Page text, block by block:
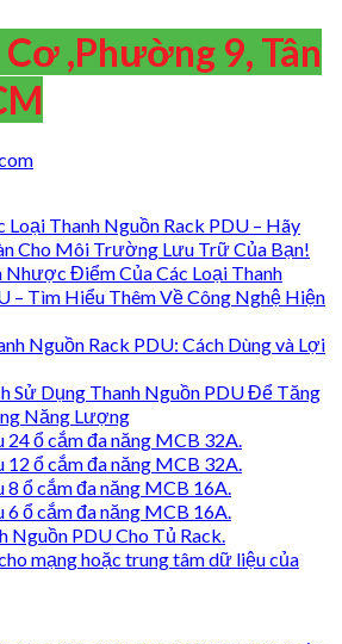
,Phường 9, Tân
Loại Thanh Nguồn Rack PDU – Hãy
Cho Môi Trường Lưu Trữ Của Bạn!
Nhược Điểm Của Các Loại Thanh
– Tìm Hiểu Thêm Về Công Nghệ Hiện
Nguồn Rack PDU: Cách Dùng và Lợi
Sử Dụng Thanh Nguồn PDU Để Tăng
Năng Lượng
24 ổ cắm đa năng MCB 32A.
12 ổ cắm đa năng MCB 32A.
8 ổ cắm đa năng MCB 16A.
6 ổ cắm đa năng MCB 16A.
Nguồn PDU Cho Tủ Rack.
mạng hoặc trung tâm dữ liệu của